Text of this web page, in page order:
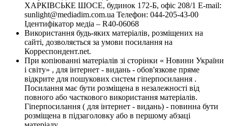
ХАРКІВСЬКЕ ШОСЕ, будинок 172-Б, офіс 208/1 E-mail:
sunlight@mediadim.com.ua Телефон: 044-205-43-00
Ідентифікатор медіа – R40-06068
Використання будь-яких матеріалів, розміщених на
сайті, дозволяється за умови посилання на
Корреспондент.net.
При копіюванні матеріалів зі сторінки « Новини України
і світу» , для інтернет - видань - обов'язкове пряме
відкрите для пошукових систем гіперпосилання .
Посилання має бути розміщена в незалежності від
повного або часткового використання матеріалів.
Гіперпосилання ( для інтернет - видань) - повинна бути
розміщена в підзаголовку або в першому абзаці